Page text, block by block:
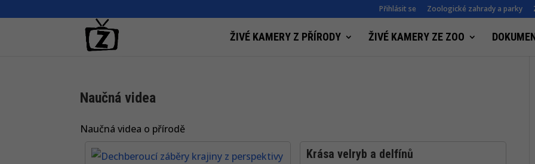
Přihlásit se Zoologické zahrady a parky
ŽIVÉ KAMERY Z PŘÍRODY ŽIVÉ KAMERY ZE ZOO
Naučná videa
Naučná videa o přírodě
Krása velryb a delfínů